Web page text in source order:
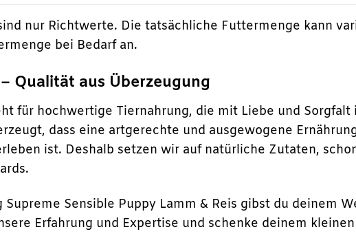
nur Richtwerte. Die tatsächliche Futtermenge kann
bei Bedarf an.
Qualität aus Überzeugung
für hochwertige Tiernahrung, die mit Liebe und
dass eine artgerechte und ausgewogene
ist. Deshalb setzen wir auf natürliche Zutaten,
Supreme Sensible Puppy Lamm & Reis gibst du deinem
Erfahrung und Expertise und schenke deinem